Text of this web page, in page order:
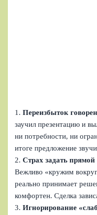
1.Переизбыток
заучил презентацию и
ни потребности, ни
итоге предложение
2.Страх задать
Вежливо «кружим
реально принимает
комфортен. Сделка
3.Игнорирование